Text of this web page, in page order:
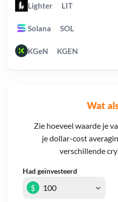
Wat
Zie hoeveel waarde je
je dollar-cost
verschillende
Had geïnvesteerd
$
Lighter LIT
Solana SOL
KGeN KGEN